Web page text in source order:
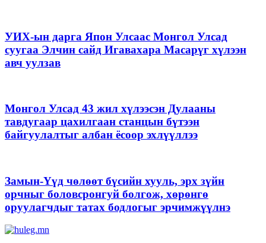
УИХ-ын дарга Япон Улсаас Монгол Улсад
суугаа Элчин сайд Игавахара Масарүг хүлээн
авч уулзав
Монгол Улсад 43 жил хүлээсэн Дулааны
тавдугаар цахилгаан станцын бүтээн
байгуулалтыг албан ёсоор эхлүүллээ
Замын-Үүд чөлөөт бүсийн хууль, эрх зүйн
орчныг боловсронгуй болгож, хөрөнгө
оруулагчдыг татах бодлогыг эрчимжүүлнэ